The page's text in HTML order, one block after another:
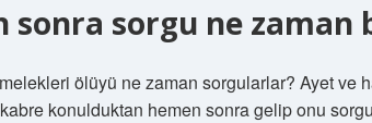
sonra sorgu ne zaman
ölüyü ne zaman sorgularlar? Ayet ve
konulduktan hemen sonra gelip onu